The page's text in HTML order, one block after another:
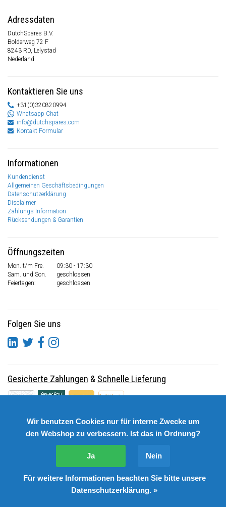
Adressdaten
DutchSpares B.V.
Bolderweg 72 F
8243 RD, Lelystad
Nederland
Kontaktieren Sie uns
+31(0)320820994
Whatsapp Chat
info@dutchspares.com
Kontakt Formular
Informationen
Kundendienst
Allgemeinen Geschäftsbedingungen
Datenschutzerklärung
Disclaimer
Zahlungs Information
Rücksendungen & Garantien
Öffnungszeiten
Mon. t/m Fre.
09:30 - 17:30
Sam. und Son.
geschlossen
Feiertagen:
geschlossen
Folgen Sie uns
Gesicherte Zahlungen & Schnelle Lieferung
© Copyright 2026 DutchSpares B.V. - Design byWebdinge.nl
DutchSpares B.V. word beoordeeld met: 9,9/10 (2541
Wir benutzen Cookies nur für interne Zwecke um
den Webshop zu verbessern. Ist das in Ordnung?
Ja Nein
Für weitere Informationen beachten Sie bitte unsere
Datenschutzerklärung. »